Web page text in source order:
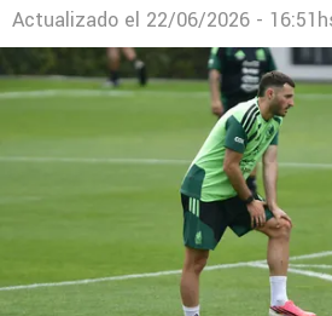
Actualizado el 22/06/2026 -